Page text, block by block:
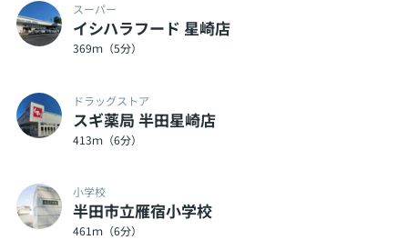
スーパー
イシハラフード 星崎店
369ｍ（5分）
ドラッグストア
スギ薬局 半田星崎店
413ｍ（6分）
小学校
半田市立雁宿小学校
461ｍ（6分）